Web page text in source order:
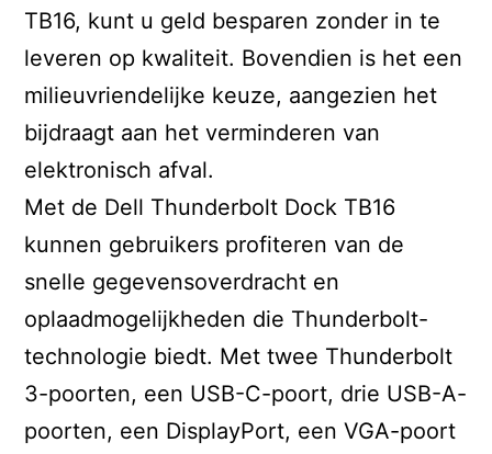
TB16, kunt u geld besparen zonder in te
leveren op kwaliteit. Bovendien is het een
milieuvriendelijke keuze, aangezien het
bijdraagt aan het verminderen van
elektronisch afval.
Met de Dell Thunderbolt Dock TB16
kunnen gebruikers profiteren van de
snelle gegevensoverdracht en
oplaadmogelijkheden die Thunderbolt-
technologie biedt. Met twee Thunderbolt
3-poorten, een USB-C-poort, drie USB-A-
poorten, een DisplayPort, een VGA-poort